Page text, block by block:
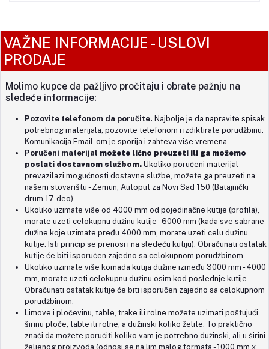
VAŽNE INFORMACIJE - USLOVI
PRODAJE
Molimo kupce da pažljivo pročitaju i obrate pažnju na
sledeće informacije:
Pozovite telefonom da poručite. Najbolje je da napravite spisak
potrebnog materijala, pozovite telefonom i izdiktirate porudžbinu.
Komunikacija Email-om je sporija i zahteva više vremena.
Poručeni materijal možete lično preuzeti ili ga možemo
poslati dostavnom službom. Ukoliko poručeni materijal
prevazilazi mogućnosti dostavne službe, možete ga preuzeti na
našem stovarištu - Zemun, Autoput za Novi Sad 150 (Batajnički
drum 17. deo)
Ukoliko uzimate više od 4000 mm od pojedinačne kutije (profila),
morate uzeti celokupnu dužinu kutije - 6000 mm (kada sve sabrane
dužine koje uzimate pređu 4000 mm, morate uzeti celu dužinu
kutije. Isti princip se prenosi i na sledeću kutiju). Obračunati ostatak
kutije će biti isporučen zajedno sa celokupnom porudžbinom.
Ukoliko uzimate više komada kutija dužine između 3000 mm - 4000
mm, morate uzeti celokupnu dužinu osim kod poslednje kutije.
Obračunati ostatak kutije će biti isporučen zajedno sa celokupnom
porudžbinom.
Limove i pločevinu, table, trake ili rolne možete uzimati poštujući
širinu ploče, table ili rolne, a dužinski koliko želite. To praktično
znači da možete poručiti koliko vam je potrebno dužinski, ali u širini
željenog proizvoda (odnosi se na lim malog formata - 1000 mm x